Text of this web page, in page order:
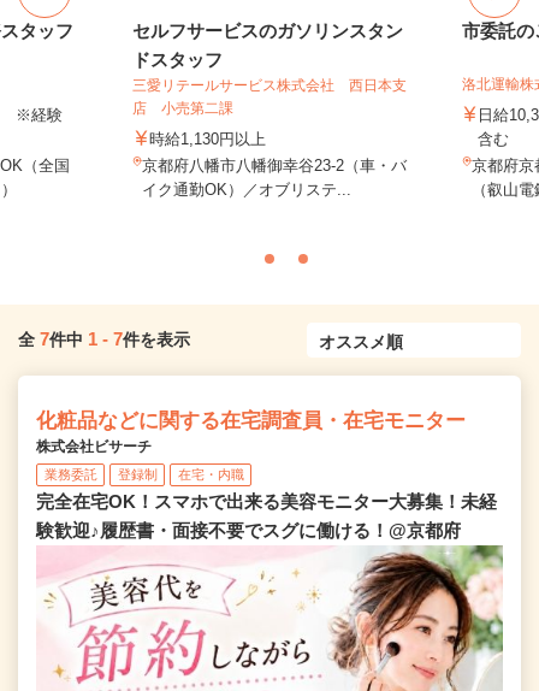
タッフ
※経験
（全国
セルフサービスのガソリンスタン
ドスタッフ
三愛リテールサービス株式会社 西日本支
店 小売第二課
時給1,130円以上
京都府八幡市八幡御幸谷23-2（車・バ
イク通勤OK）／オブリステ...
市委託の
洛北運輸株
日給
含む
京都府京
（叡山
全 7件中 1 - 7件を表示
化粧品などに関する在宅調査員・在宅モニター
株式会社ビサーチ
業務委託 登録制 在宅・内職
完全在宅OK！スマホで出来る美容モニター大募集！未経
験歓迎♪履歴書・面接不要でスグに働ける！@京都府